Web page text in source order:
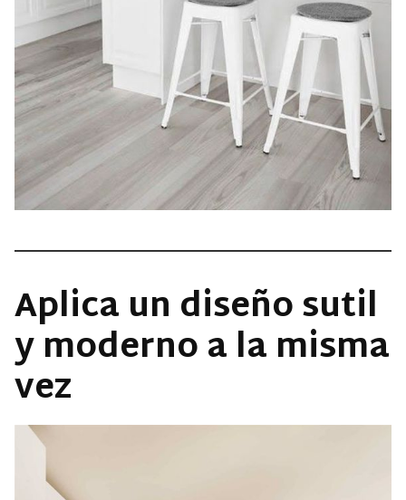
Aplica un diseño sutil
y moderno a la misma
vez